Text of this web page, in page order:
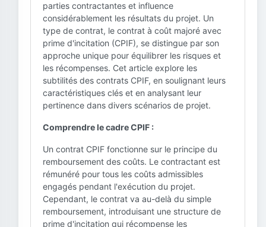
parties contractantes et influence
considérablement les résultats du projet. Un
type de contrat, le contrat à coût majoré avec
prime d'incitation (CPIF), se distingue par son
approche unique pour équilibrer les risques et
les récompenses. Cet article explore les
subtilités des contrats CPIF, en soulignant leurs
caractéristiques clés et en analysant leur
pertinence dans divers scénarios de projet.
Comprendre le cadre CPIF :
Un contrat CPIF fonctionne sur le principe du
remboursement des coûts. Le contractant est
rémunéré pour tous les coûts admissibles
engagés pendant l'exécution du projet.
Cependant, le contrat va au-delà du simple
remboursement, introduisant une structure de
prime d'incitation qui récompense les